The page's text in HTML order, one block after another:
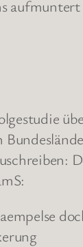
aufmuntert